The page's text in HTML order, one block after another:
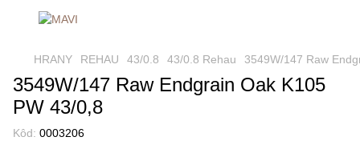
HRANY REHAU 43/0.8 43/0.8 Rehau 3549W/147 Raw
3549W/147 Raw Endgrain Oak K105
PW 43/0,8
Kôd: 0003206